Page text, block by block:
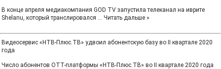
В конце апреля медиакомпания GOD TV запустила телеканал на иврите
Shelanu, который транслировался ... Читать дальше »
Видеосервис «НТВ-Плюс.ТВ» удвоил абонентскую базу во II квартале 2020
года
Число абонентов ОТТ-платформы «НТВ-Плюс.ТВ» во II квартале 2020 года